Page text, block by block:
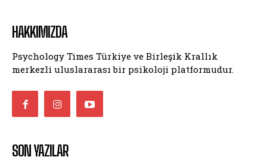
HAKKIMIZDA
Psychology Times Türkiye ve Birleşik Krallık
merkezli uluslararası bir psikoloji platformudur.
SON YAZILAR